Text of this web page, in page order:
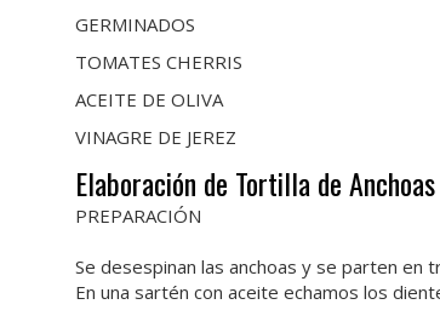
GERMINADOS
TOMATES CHERRIS
ACEITE DE OLIVA
VINAGRE DE JEREZ
Elaboración de Tortilla de
PREPARACIÓN
Se desespinan las anchoas y se parten en
En una sartén con aceite echamos los